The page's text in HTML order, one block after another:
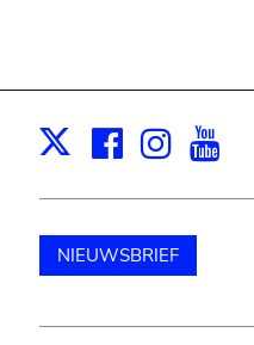
X Facebook
NIEUWSBRIEF